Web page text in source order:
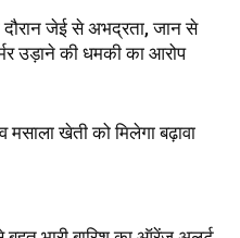
जेई से अभद्रता, जान से
उड़ाने की धमकी का आरोप
मसाला खेती को मिलेगा बढ़ावा